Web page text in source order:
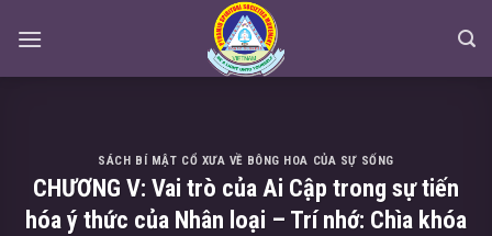
SÁCH BÍ MẬT CỔ XƯA VỀ BÔNG HOA CỦA SỰ SỐNG
CHƯƠNG V: Vai trò của Ai Cập trong sự tiến
hóa ý thức của Nhân loại – Trí nhớ: Chìa khóa